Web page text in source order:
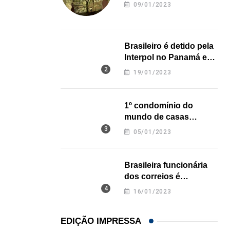
HISTÓRICO 09/01/2023
Brasileiro é detido pela
Interpol no Panamá e
pode pegar prisão
19/01/2023
1º condomínio do
mundo de casas
impressas em 3D é
05/01/2023
Brasileira funcionária
dos correios é
assassinada a facadas
16/01/2023
EDIÇÃO IMPRESSA